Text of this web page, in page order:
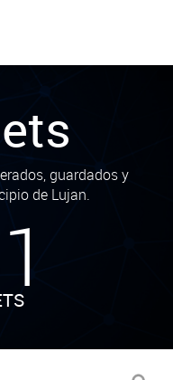
guardados y
de Lujan.